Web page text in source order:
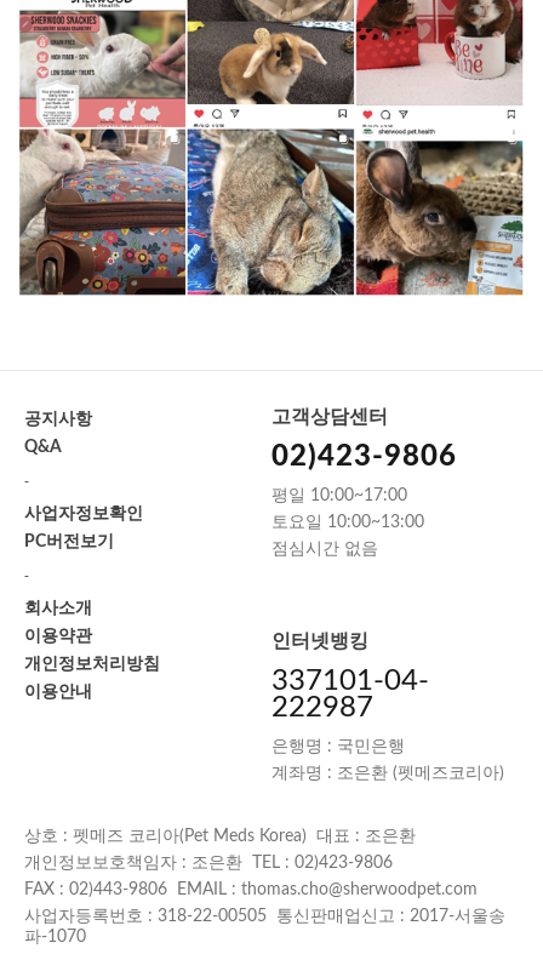
공지사항
Q&A
-
사업자정보확인
PC버전보기
-
회사소개
이용약관
개인정보처리방침
이용안내
고객상담센터
02)423-9806
평일 10:00~17:00
토요일 10:00~13:00
점심시간 없음
인터넷뱅킹
337101-04-
222987
은행명 : 국민은행
계좌명 : 조은환 (펫메즈코리아)
상호 : 펫메즈 코리아(Pet Meds Korea) 대표 : 조은환
개인정보보호책임자 : 조은환 TEL : 02)423-9806
FAX : 02)443-9806 EMAIL : thomas.cho@sherwoodpet.com
사업자등록번호 : 318-22-00505 통신판매업신고 : 2017-서울송
파-1070